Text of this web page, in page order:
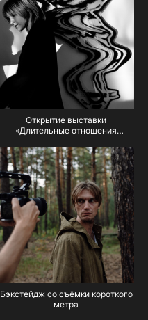
Открытие выставки
«Длительные отношения
Кирилловой
Бэкстейдж со съёмки короткого
метра